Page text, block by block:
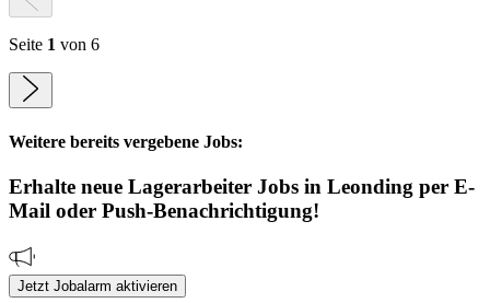
Seite 1 von 6
Weitere bereits vergebene Jobs:
Erhalte neue Lagerarbeiter Jobs in Leonding per E-
Mail oder Push-Benachrichtigung!
Jetzt Jobalarm aktivieren